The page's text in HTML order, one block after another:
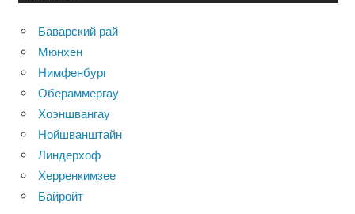
Баварский рай
Мюнхен
Нимфенбург
Обераммергау
Хоэншвангау
Нойшванштайн
Линдерхоф
Херренкимзее
Байройт